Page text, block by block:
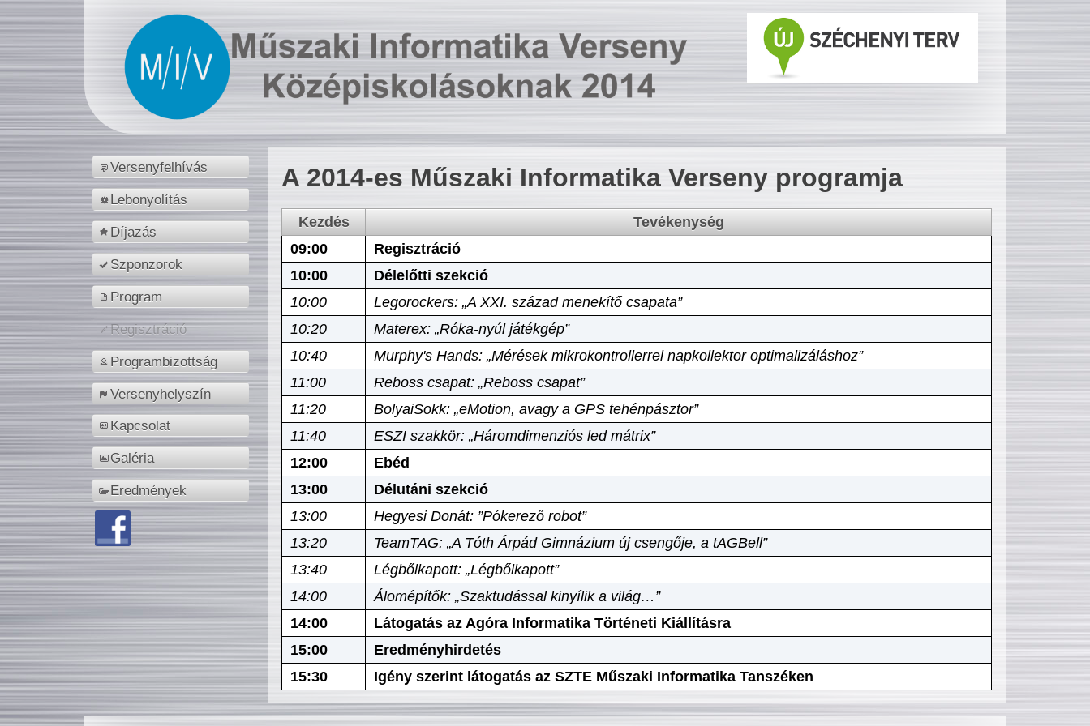
Versenyfelhívás
Lebonyolítás
Díjazás
Szponzorok
Program
Regisztráció
Programbizottság
Versenyhelyszín
Kapcsolat
Galéria
Eredmények
A 2014-es Műszaki Informatika Verseny programja
Kezdés
Tevékenység
09:00
Regisztráció
10:00
Délelőtti szekció
10:00
Legorockers: „A XXI. század menekítő csapata”
10:20
Materex: „Róka-nyúl játékgép”
10:40
Murphy's Hands: „Mérések mikrokontrollerrel napkollektor optimalizáláshoz”
11:00
Reboss csapat: „Reboss csapat”
11:20
BolyaiSokk: „eMotion, avagy a GPS tehénpásztor”
11:40
ESZI szakkör: „Háromdimenziós led mátrix”
12:00
Ebéd
13:00
Délutáni szekció
13:00
Hegyesi Donát: ”Pókerező robot”
13:20
TeamTAG: „A Tóth Árpád Gimnázium új csengője, a tAGBell”
13:40
Légbőlkapott: „Légbőlkapott”
14:00
Álomépítők: „Szaktudással kinyílik a világ…”
14:00
Látogatás az Agóra Informatika Történeti Kiállításra
15:00
Eredményhirdetés
15:30
Igény szerint látogatás az SZTE Műszaki Informatika Tanszéken